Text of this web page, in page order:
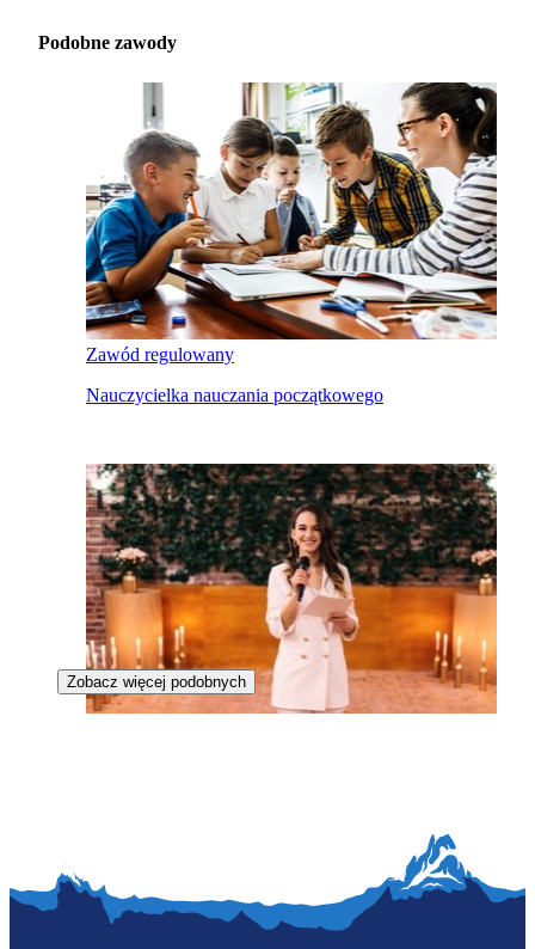
Podobne zawody
Zawód regulowany
Nauczycielka nauczania początkowego
Zobacz więcej podobnych